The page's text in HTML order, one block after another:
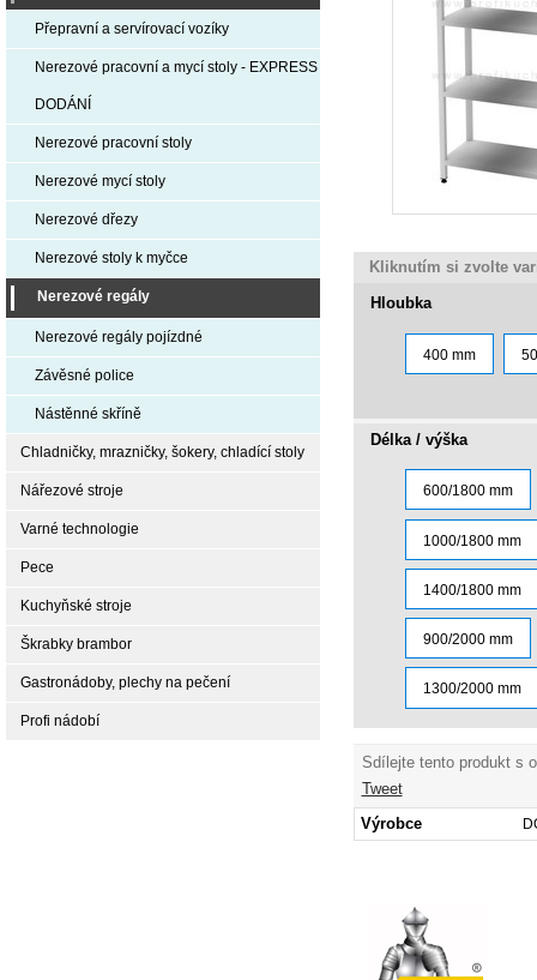
Kliknutím si zvolte
Hloubka
400 mm
Délka / výška
600/1800 mm
1000/1800 mm
1400/1800 mm
900/2000 mm
1300/2000 mm
Sdílejte tento produkt s
Tweet
Výrobce
Přepravní a servírovací vozíky
Nerezové pracovní a mycí stoly - EXPRESS
DODÁNÍ
Nerezové pracovní stoly
Nerezové mycí stoly
Nerezové dřezy
Nerezové stoly k myčce
Nerezové regály
Nerezové regály pojízdné
Závěsné police
Nástěnné skříně
Chladničky, mrazničky, šokery, chladící stoly
Nářezové stroje
Varné technologie
Pece
Kuchyňské stroje
Škrabky brambor
Gastronádoby, plechy na pečení
Profi nádobí